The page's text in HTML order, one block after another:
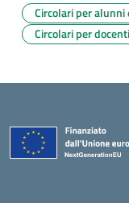
Circolari per alunni
Circolari per